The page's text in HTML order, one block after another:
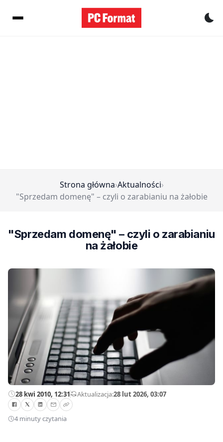
Strona główna›Aktualności›
"Sprzedam domenę" – czyli o zarabianiu na żałobie
"Sprzedam domenę" – czyli o zarabianiu
na żałobie
28 kwi 2010, 12:31—Aktualizacja:28 lut 2026, 03:07
4 minuty czytania